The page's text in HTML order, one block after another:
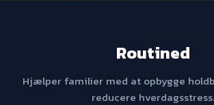
Routined
Hjælper familier med at opbygge
reducere hverdagsstress.